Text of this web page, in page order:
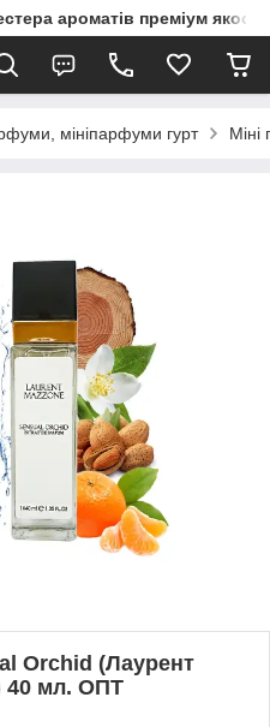
ароматів преміум
мініпарфуми гурт
Orchid (Лаурент
40 мл. ОПТ